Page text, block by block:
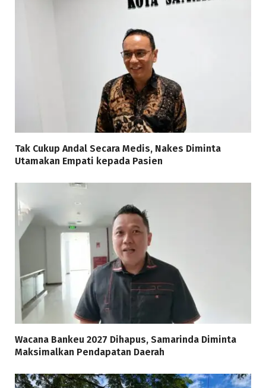
Tak Cukup Andal Secara Medis, Nakes Diminta
Utamakan Empati kepada Pasien
Wacana Bankeu 2027 Dihapus, Samarinda Diminta
Maksimalkan Pendapatan Daerah